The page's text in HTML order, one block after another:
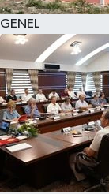
GENEL